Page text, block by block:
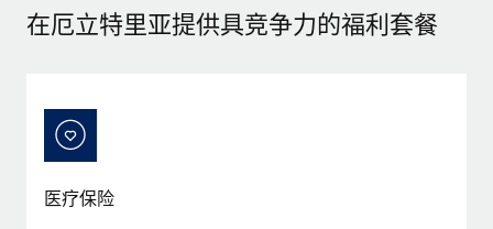
咨询专家
获得全球人力资源与合规方面的专家帮助
简化候选人筛选流程
成为合作伙伴
与我们共探合作机遇
集成与人工智能自动化咨询
新闻室
洞察中心
获得支持
查看全部资源
中文（简体）
在厄立特里亚提供具竞争力的福利套餐
医疗保险